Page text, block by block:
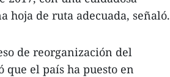
hoja de ruta adecuada, señaló.
de reorganización del
que el país ha puesto en